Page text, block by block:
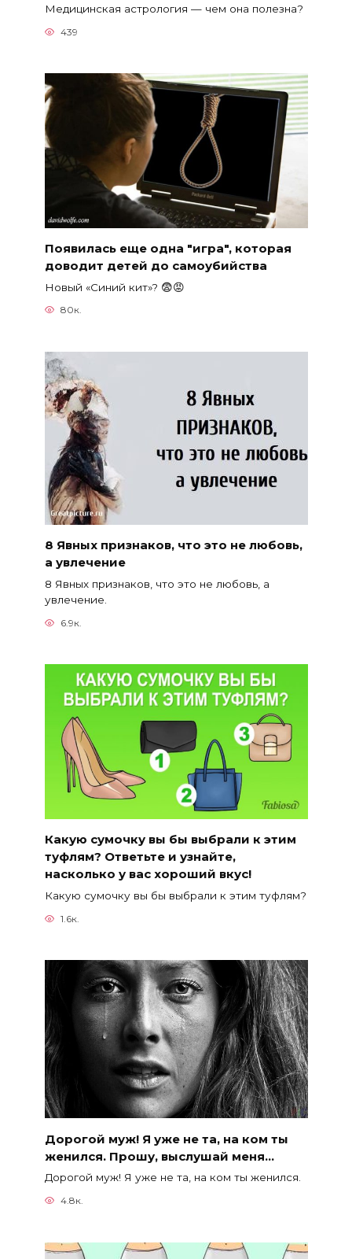
Медицинская астрология — чем она полезна?
439
Появилась еще одна ″игра″, которая
доводит детей до самоубийства
Новый «Синий кит»? 😨😡
80к.
8 Явных признаков, что это не любовь,
а увлечение
8 Явных признаков, что это не любовь, а
увлечение.
6.9к.
Какую сумочку вы бы выбрали к этим
туфлям? Ответьте и узнайте,
насколько у вас хороший вкус!
Какую сумочку вы бы выбрали к этим туфлям?
1.6к.
Дорогой муж! Я уже не та, на ком ты
женился. Прошу, выслушай меня…
Дорогой муж! Я уже не та, на ком ты женился.
4.8к.